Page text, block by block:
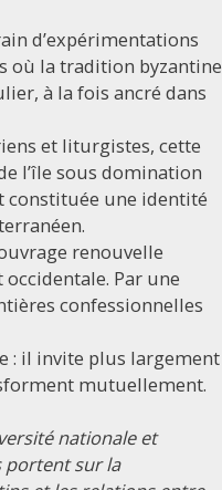
d’expérimentations
où la tradition byzantine
à la fois ancré dans
et liturgistes, cette
l’île sous domination
constituée une identité
renouvelle
Par une
confessionnelles
: il invite plus largement
mutuellement.
nationale et
portent sur la